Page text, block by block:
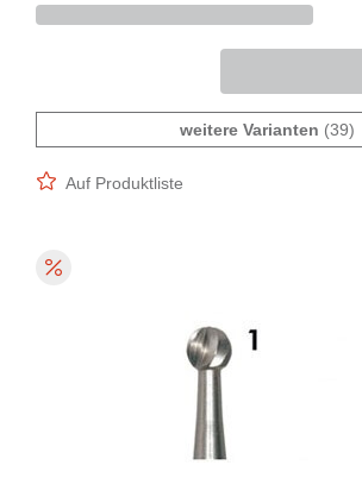
weitere Varianten (39)
Auf Produktliste